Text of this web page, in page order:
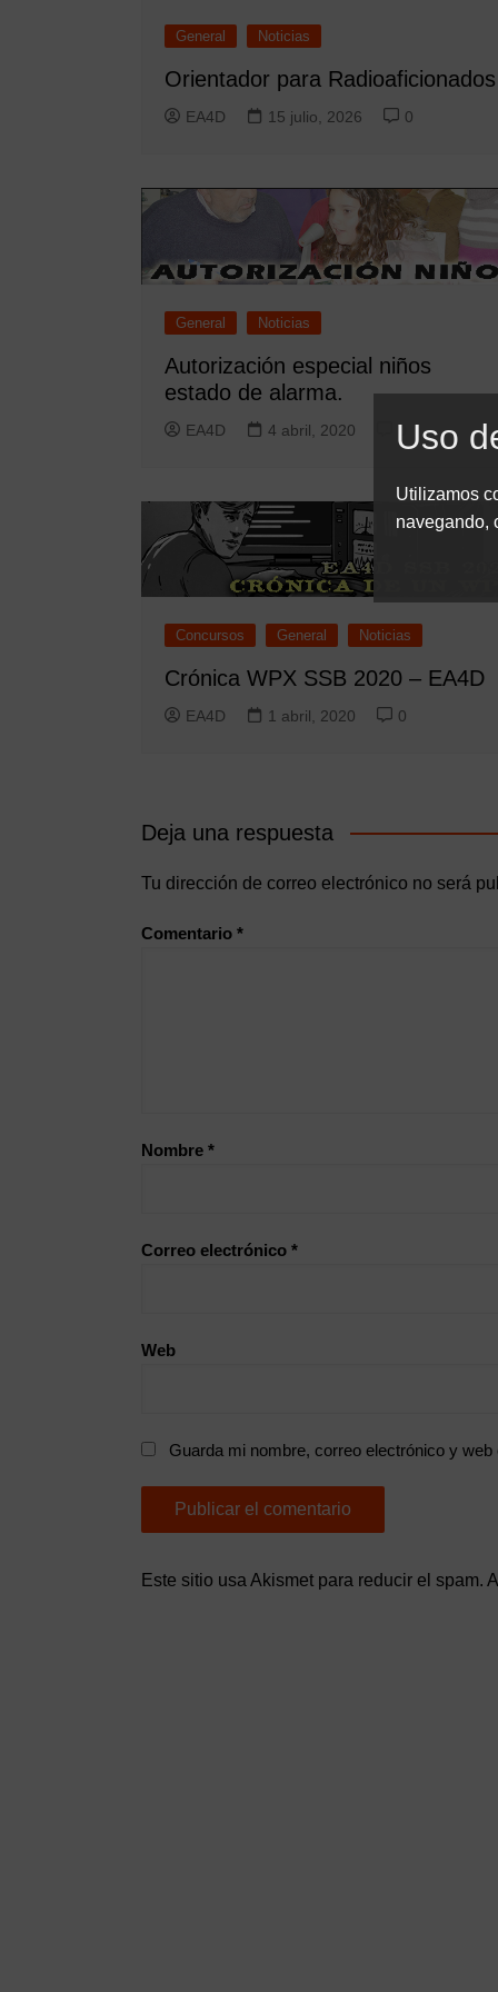
General Noticias
Orientador para Radioaficionados
EA4D 15 julio, 2026 0
General Noticias
Autorización especial niños
estado de alarma.
EA4D 4 abril, 2020 0
Concursos General Noticias
Crónica WPX SSB 2020 – EA4D
EA4D 1 abril, 2020 0
Deja una respuesta
Tu dirección de correo electrónico no será
Comentario *
Nombre *
Correo electrónico *
Web
Guarda mi nombre, correo electrónico y
Este sitio usa Akismet para reducir el spam.
Uso
Utilizamos
navegando,